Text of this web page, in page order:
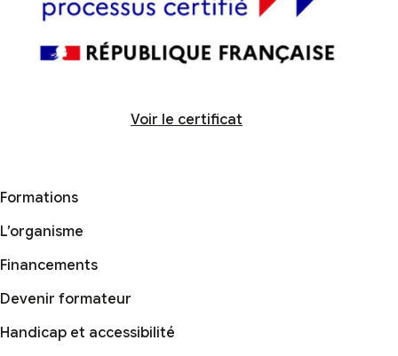
Voir le certificat
Formations
L’organisme
Financements
Devenir formateur
Handicap et accessibilité